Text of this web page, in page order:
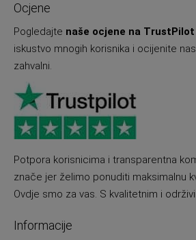
Ocjene
Pogledajte naše ocjene na TrustPilot
iskustvo mnogih korisnika i ocijenite
zahvalni.
Potpora korisnicima i transparentna
znače jer želimo ponuditi maksimalnu
Ovdje smo za vas. S kvalitetnim i
Informacije